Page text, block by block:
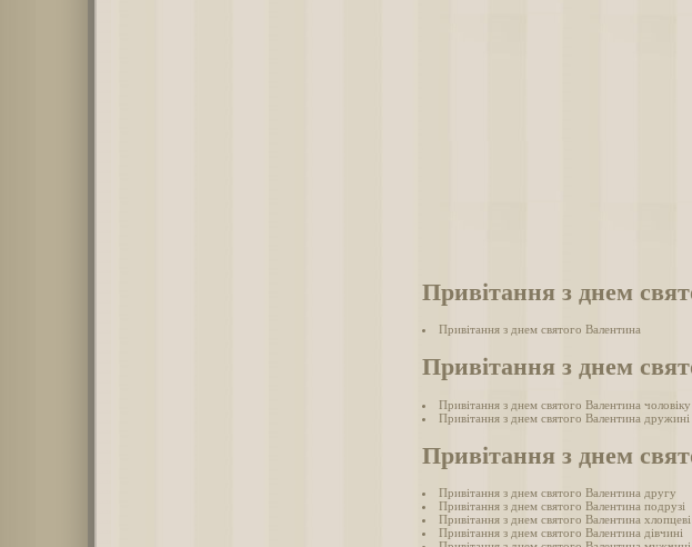
Привітання з днем
Привітання з днем святого Валентина
Привітання з днем
Привітання з днем святого Валентина чоловіку
Привітання з днем святого Валентина дружині
Привітання з днем
Привітання з днем святого Валентина другу
Привітання з днем святого Валентина подрузі
Привітання з днем святого Валентина хлопцеві
Привітання з днем святого Валентина дівчині